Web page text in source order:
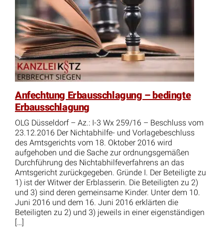
Anfechtung Erbausschlagung – bedingte
Erbausschlagung
OLG Düsseldorf – Az.: I-3 Wx 259/16 – Beschluss vom
23.12.2016 Der Nichtabhilfe- und Vorlagebeschluss
des Amtsgerichts vom 18. Oktober 2016 wird
aufgehoben und die Sache zur ordnungsgemäßen
Durchführung des Nichtabhilfeverfahrens an das
Amtsgericht zurückgegeben. Gründe I. Der Beteiligte zu
1) ist der Witwer der Erblasserin. Die Beteiligten zu 2)
und 3) sind deren gemeinsame Kinder. Unter dem 10.
Juni 2016 und dem 16. Juni 2016 erklärten die
Beteiligten zu 2) und 3) jeweils in einer eigenständigen
[…]